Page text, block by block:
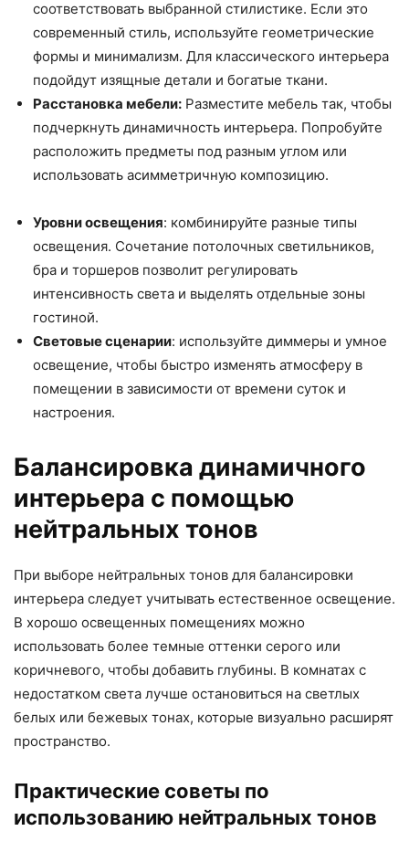
соответствовать выбранной стилистике. Если это
современный стиль, используйте геометрические
формы и минимализм. Для классического интерьера
подойдут изящные детали и богатые ткани.
Расстановка мебели: Разместите мебель так, чтобы
подчеркнуть динамичность интерьера. Попробуйте
расположить предметы под разным углом или
использовать асимметричную композицию.
Уровни освещения: комбинируйте разные типы
освещения. Сочетание потолочных светильников,
бра и торшеров позволит регулировать
интенсивность света и выделять отдельные зоны
гостиной.
Световые сценарии: используйте диммеры и умное
освещение, чтобы быстро изменять атмосферу в
помещении в зависимости от времени суток и
настроения.
Балансировка динамичного
интерьера с помощью
нейтральных тонов
При выборе нейтральных тонов для балансировки
интерьера следует учитывать естественное освещение.
В хорошо освещенных помещениях можно
использовать более темные оттенки серого или
коричневого, чтобы добавить глубины. В комнатах с
недостатком света лучше остановиться на светлых
белых или бежевых тонах, которые визуально расширят
пространство.
Практические советы по
использованию нейтральных тонов